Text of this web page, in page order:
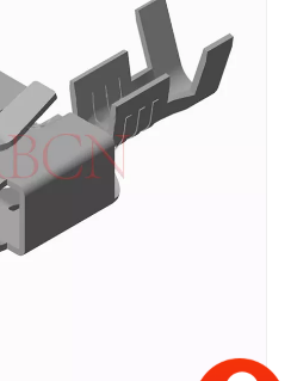
RAST 5.0连接器 M5038 180°出线 母压接端子 T5016BS-2/2A/2B-B